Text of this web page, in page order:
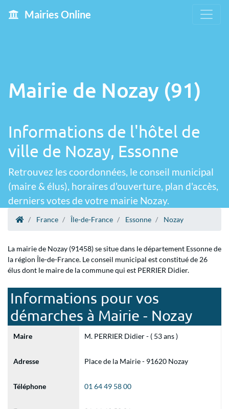
Mairies Online
Mairie de Nozay (91)
Informations de l'hôtel de
ville de Nozay, Essonne
Retrouvez les coordonnées, le conseil municipal
(maire & élus), horaires d'ouverture, plan d'accès,
derniers votes de votre mairie Nozay.
France Île-de-France Essonne Nozay
La mairie de Nozay (91458) se situe dans le département Essonne de
la région Île-de-France. Le conseil municipal est constitué de 26
élus dont le maire de la commune qui est PERRIER Didier.
Informations pour vos
démarches à Mairie - Nozay
Maire M. PERRIER Didier - ( 53 ans )
Adresse Place de la Mairie - 91620 Nozay
Téléphone 01 64 49 58 00